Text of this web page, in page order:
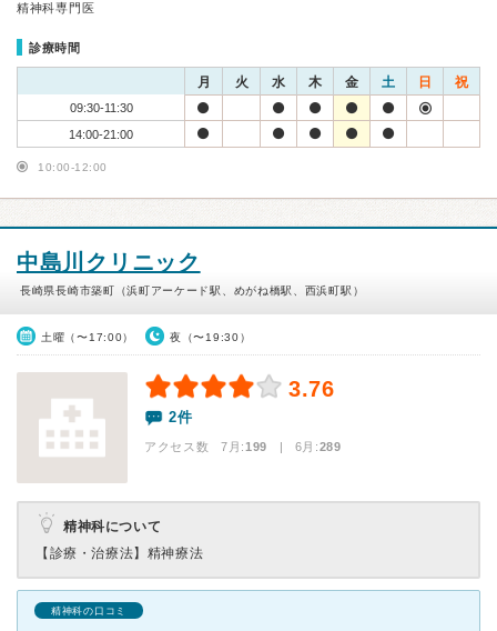
精神科専門医
診療時間
月 火 水 木 金 土 日 祝
09:30-11:30
14:00-21:00
10:00-12:00
中島川クリニック
長崎県長崎市築町（浜町アーケード駅、めがね橋駅、西浜町駅）
土曜（〜17:00） 夜（〜19:30）
3.76
2件
アクセス数 7月:199 | 6月:289
精神科について
【診療・治療法】 精神療法
精神科の口コミ